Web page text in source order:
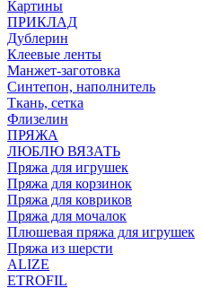
Картины
ПРИКЛАД
Дублерин
Клеевые ленты
Манжет-заготовка
Синтепон, наполнитель
Ткань, сетка
Флизелин
ПРЯЖА
ЛЮБЛЮ ВЯЗАТЬ
Пряжа для игрушек
Пряжа для корзинок
Пряжа для ковриков
Пряжа для мочалок
Плюшевая пряжа для игрушек
Пряжа из шерсти
ALIZE
ETROFIL